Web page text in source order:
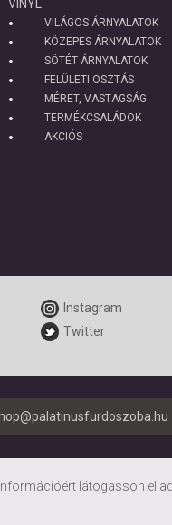
VINYL
VILÁGOS ÁRNYALATOK
KÖZEPES ÁRNYALATOK
SÖTÉT ÁRNYALATOK
FELÜLETI OSZTÁS
MÉRET, VASTAGSÁG
TERMÉKCSALÁDOK
AKCIÓS
Instagram
Twitter
látogasson el